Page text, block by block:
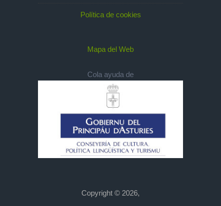
Política de cookies
Mapa del Web
Cola ayuda de
Copyright © 2026,